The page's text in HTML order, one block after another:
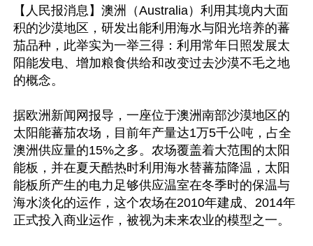
【人民报消息】澳洲（Australia）利用其境内大面
积的沙漠地区，研发出能利用海水与阳光培养的蕃
茄品种，此举实为一举三得：利用常年日照发展太
阳能发电、增加粮食供给和改变过去沙漠不毛之地
的概念。
据欧洲新闻网报导，一座位于澳洲南部沙漠地区的
太阳能蕃茄农场，目前年产量达1万5千公吨，占全
澳洲供应量的15%之多。农场覆盖着大范围的太阳
能板，并在夏天酷热时利用海水替蕃茄降温，太阳
能板所产生的电力足够供应温室在冬季时的保温与
海水淡化的运作，这个农场在2010年建成、2014年
正式投入商业运作，被视为未来农业的模型之一。